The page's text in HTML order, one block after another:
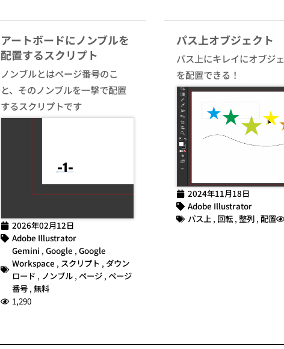
アートボードにノンブルを
配置するスクリプト
ノンブルとはページ番号のこ
と、そのノンブルを一撃で配置
するスクリプトです
2026年02月12日
Adobe Illustrator
Gemini , Google , Google
Workspace , スクリプト , ダウン
ロード , ノンブル, ページ, ページ
番号, 無料
1,290
パス上オブジェクト
パス上にキレイにオブジ
を配置できる！
2024年11月18日
Adobe Illustrator
パス上 , 回転 , 整列 , 配置